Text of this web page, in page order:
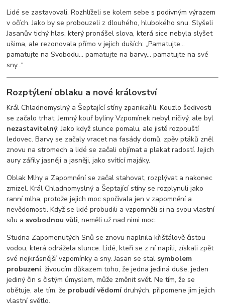
Lidé se zastavovali. Rozhlíželi se kolem sebe s podivným výrazem
v očích. Jako by se probouzeli z dlouhého, hlubokého snu. Slyšeli
Jasanův tichý hlas, který pronášel slova, která sice nebyla slyšet
ušima, ale rezonovala přímo v jejich duších: „Pamatujte…
pamatujte na Svobodu… pamatujte na barvy… pamatujte na své
sny…“
Rozptýlení oblaku a nové království
Král Chladnomyslný a Šeptající stíny zpanikařili. Kouzlo šedivosti
se začalo trhat. Jemný kouř byliny Vzpomínek nebyl ničivý, ale byl
nezastavitelný. Jako když slunce pomalu, ale jistě rozpouští
ledovec. Barvy se začaly vracet na fasády domů, zpěv ptáků zněl
znovu na stromech a lidé se začali objímat a plakat radostí. Jejich
aury zářily jasněji a jasněji, jako svítící majáky.
Oblak Mlhy a Zapomnění se začal stahovat, rozplývat a nakonec
zmizel. Král Chladnomyslný a Šeptající stíny se rozplynuli jako
ranní mlha, protože jejich moc spočívala jen v zapomnění a
nevědomosti. Když se lidé probudili a vzpomněli si na svou vlastní
sílu a svobodnou vůli, neměli už nad nimi moc.
Studna Zapomenutých Snů se znovu naplnila křišťálově čistou
vodou, která odrážela slunce. Lidé, kteří se z ní napili, získali zpět
své nejkrásnější vzpomínky a sny. Jasan se stal symbolem
probuzení, živoucím důkazem toho, že jedna jediná duše, jeden
jediný čin s čistým úmyslem, může změnit svět. Ne tím, že se
obětuje, ale tím, že probudí vědomídruhých, připomene jim jejich
vlastní světlo.